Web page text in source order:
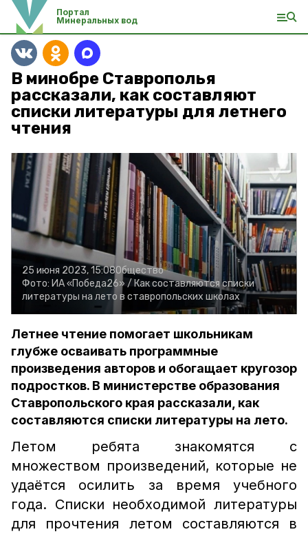
Портал
Минеральных вод
В минобре Ставрополья
рассказали, как составляют
списки литературы для летнего
чтения
25 июня 2023, 15:08Общество
Фото: ИА «Победа26» / Как составляются списки
литературы на лето в ставропольских школах
Летнее чтение помогает школьникам
глубже осваивать программные
произведения авторов и обогащает кругозор
подростков. В министерстве образования
Ставропольского края рассказали, как
составляются списки литературы на лето.
Летом ребята знакомятся с
множеством произведений, которые не
удаётся осилить за время учебного
года. Списки необходимой литературы
для прочтения летом составляются в